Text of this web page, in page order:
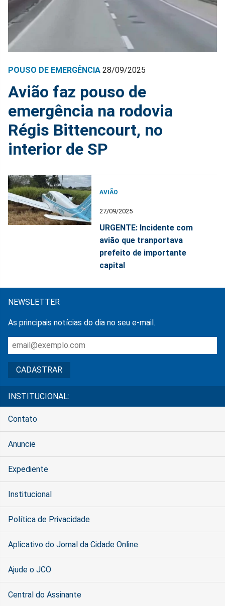
POUSO DE EMERGÊNCIA 28/09/2025
Avião faz pouso de
emergência na rodovia
Régis Bittencourt, no
interior de SP
AVIÃO
27/09/2025
URGENTE: Incidente com
avião que tranportava
prefeito de importante
capital
NEWSLETTER
As principais notícias do dia no seu e-mail.
INSTITUCIONAL:
Contato
Anuncie
Expediente
Institucional
Política de Privacidade
Aplicativo do Jornal da Cidade Online
Ajude o JCO
Central do Assinante